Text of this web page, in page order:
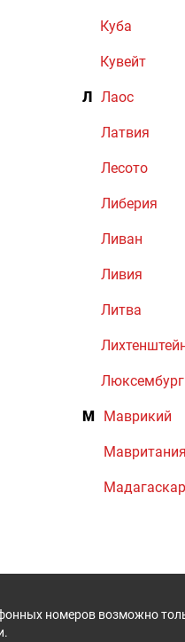
Куба
Кувейт
Л Лаос
Латвия
Лесото
Либерия
Ливан
Ливия
Литва
Люксембург
М Маврикий
Мавритания
Мадагаскар
номеров возможно